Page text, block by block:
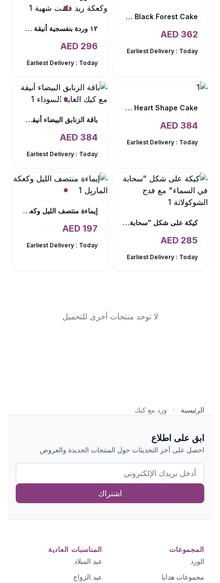
Mix Presentation In Vase N Black Forest Cake
362
Earliest Delivery : Today
١٢ وردة بنفسجية أنيقة وكعكة ريد فلفت شهية
296
Earliest Delivery : Today
Pink Roses Bouquet and Heart Shape Cake
384
Earliest Delivery : Today
باقة الزنابق البيضاء أنيقة مع كيك الغابة السوداء
384
Earliest Delivery : Today
كيكة على شكل "سحابة في السماء" مع فدج الشوكولاتة
285
Earliest Delivery : Today
إيماءة منتصف الليل وكعكة الماربِل
197
Earliest Delivery : Today
لا توجد منتجات أخرى للتحميل
الرئيسية ورد مع كيك
ابق على اطلاع
احصل على آخر التحديثات حول المنتجات الجديدة والعروض
اشتراك
المجموعات
الورد
مجموعات هدايا
المناسبات العادية
عيد الميلاد
عيد الزواج